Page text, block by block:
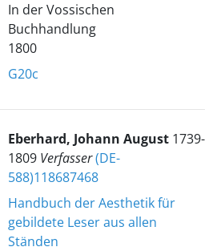
In der Vossischen
Buchhandlung
1800
G20c
Eberhard, Johann August 1739-
1809 Verfasser(DE-
588)118687468
Handbuch der Aesthetik für
gebildete Leser aus allen
Ständen